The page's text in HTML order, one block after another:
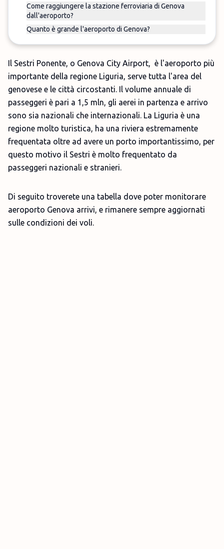
Come raggiungere la stazione ferroviaria di Genova
dall'aeroporto?
Quanto è grande l'aeroporto di Genova?
Il Sestri Ponente, o Genova City Airport, è l'aeroporto più
importante della regione Liguria, serve tutta l'area del
genovese e le città circostanti. Il volume annuale di
passeggeri è pari a 1,5 mln, gli aerei in partenza e arrivo
sono sia nazionali che internazionali. La Liguria è una
regione molto turistica, ha una riviera estremamente
frequentata oltre ad avere un porto importantissimo, per
questo motivo il Sestri è molto frequentato da
passeggeri nazionali e stranieri.
Di seguito troverete una tabella dove poter monitorare
aeroporto Genova arrivi, e rimanere sempre aggiornati
sulle condizioni dei voli.